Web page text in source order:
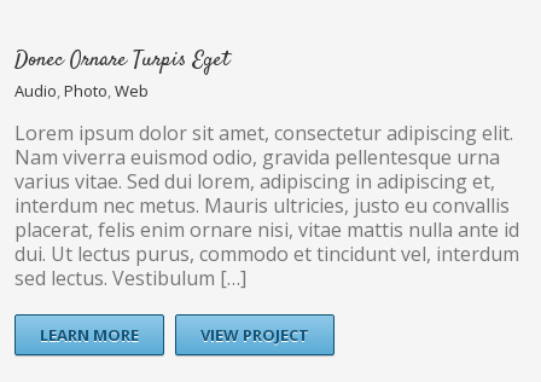
Donec Ornare Turpis Eget
Audio,Photo,Web
Lorem ipsum dolor sit amet, consectetur adipiscing elit.
Nam viverra euismod odio, gravida pellentesque urna
varius vitae. Sed dui lorem, adipiscing in adipiscing et,
interdum nec metus. Mauris ultricies, justo eu convallis
placerat, felis enim ornare nisi, vitae mattis nulla ante id
dui. Ut lectus purus, commodo et tincidunt vel, interdum
sed lectus. Vestibulum […]
LEARN MORE VIEW PROJECT